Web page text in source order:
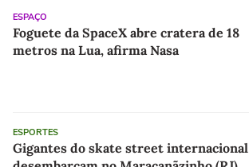
ESPAÇO
Foguete da SpaceX abre cratera de 18
metros na Lua, afirma Nasa
ESPORTES
Gigantes do skate street internacional